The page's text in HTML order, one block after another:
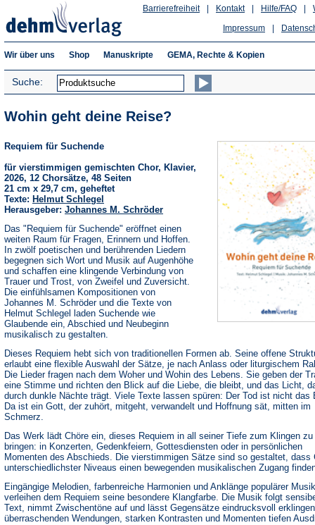
Hilfe/FAQ
Kontakt
Barrierefreiheit
Impressum
Wir über uns Shop Manuskripte GEMA, Rechte & Kopien
Suche:
Wohin geht deine Reise?
Requiem für Suchende
für vierstimmigen gemischten Chor, Klavier,
2026, 12 Chorsätze, 48 Seiten
21 cm x 29,7 cm, geheftet
Texte: Helmut Schlegel
Herausgeber: Johannes M. Schröder
Das "Requiem für Suchende" eröffnet einen
weiten Raum für Fragen, Erinnern und Hoffen.
In zwölf poetischen und berührenden Liedern
begegnen sich Wort und Musik auf Augenhöhe
und schaffen eine klingende Verbindung von
Trauer und Trost, von Zweifel und Zuversicht.
Die einfühlsamen Kompositionen von
Johannes M. Schröder und die Texte von
Helmut Schlegel laden Suchende wie
Glaubende ein, Abschied und Neubeginn
musikalisch zu gestalten.
Dieses Requiem hebt sich von traditionellen Formen ab. Seine offene
erlaubt eine flexible Auswahl der Sätze, je nach Anlass oder liturgischem
Die Lieder fragen nach dem Woher und Wohin des Lebens. Sie geben der
eine Stimme und richten den Blick auf die Liebe, die bleibt, und das Licht,
durch dunkle Nächte trägt. Viele Texte lassen spüren: Der Tod ist nicht das
Da ist ein Gott, der zuhört, mitgeht, verwandelt und Hoffnung sät, mitten im
Schmerz.
Das Werk lädt Chöre ein, dieses Requiem in all seiner Tiefe zum Klingen zu
bringen: in Konzerten, Gedenkfeiern, Gottesdiensten oder in persönlichen
Momenten des Abschieds. Die vierstimmigen Sätze sind so gestaltet, dass
unterschiedlichster Niveaus einen bewegenden musikalischen Zugang
Eingängige Melodien, farbenreiche Harmonien und Anklänge populärer
verleihen dem Requiem seine besondere Klangfarbe. Die Musik folgt
Text, nimmt Zwischentöne auf und lässt Gegensätze eindrucksvoll
überraschenden Wendungen, starken Kontrasten und Momenten tiefen